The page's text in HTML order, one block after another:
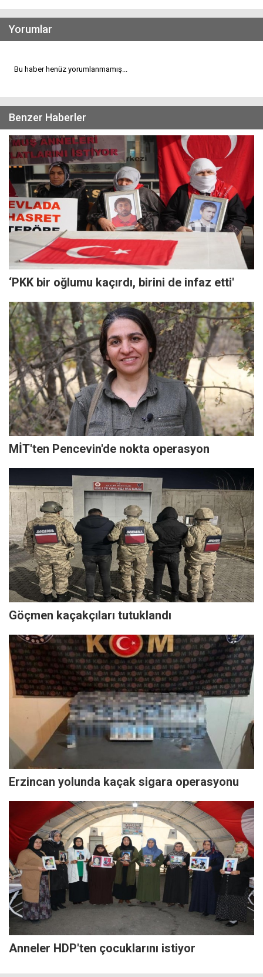
Yorumlar
Bu haber henüz yorumlanmamış...
Benzer Haberler
‘PKK bir oğlumu kaçırdı, birini de infaz etti'
MİT'ten Pencevin'de nokta operasyon
Göçmen kaçakçıları tutuklandı
Erzincan yolunda kaçak sigara operasyonu
Anneler HDP'ten çocuklarını istiyor